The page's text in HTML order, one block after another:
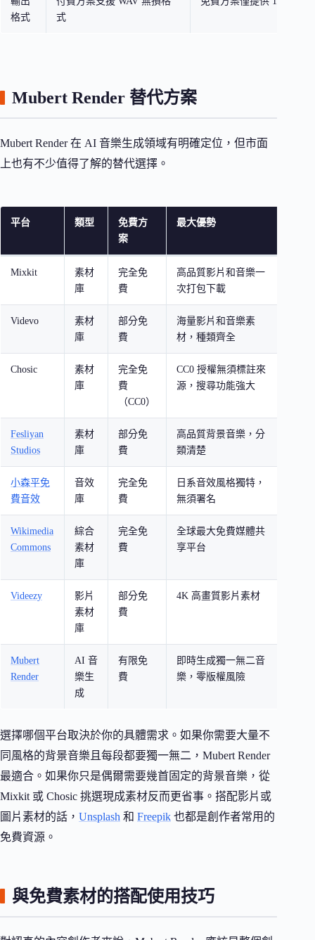
格式
式
Mubert Render 替代方案
Mubert Render 在 AI 音樂生成領域有明確定位，但市面
上也有不少值得了解的替代選擇。
平台 類型
免費方
案
最大優勢
Mixkit
素材
庫
完全免
費
高品質影片和音樂一
次打包下載
Videvo
素材
庫
部分免
費
海量影片和音樂素
材，種類齊全
Chosic
素材
庫
完全免
費
（CC0）
CC0 授權無須標註來
源，搜尋功能強大
Fesliyan
Studios
素材
庫
部分免
費
高品質背景音樂，分
類清楚
小森平免
費音效
音效
庫
完全免
費
日系音效風格獨特，
無須署名
Wikimedia
Commons
綜合
素材
庫
完全免
費
全球最大免費媒體共
享平台
Videezy
影片
素材
庫
部分免
費
4K 高畫質影片素材
Mubert
Render
AI 音
樂生
成
有限免
費
即時生成獨一無二音
樂，零版權風險
選擇哪個平台取決於你的具體需求。如果你需要大量不
同風格的背景音樂且每段都要獨一無二，Mubert Render
最適合。如果你只是偶爾需要幾首固定的背景音樂，從
Mixkit 或 Chosic 挑選現成素材反而更省事。搭配影片或
圖片素材的話， Unsplash 和 Freepik 也都是創作者常用的
免費資源。
與免費素材的搭配使用技巧